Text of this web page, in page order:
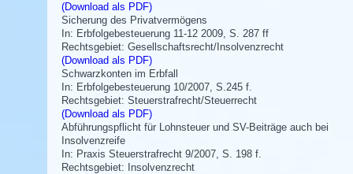
(Download als PDF)
Sicherung des Privatvermögens
In: Erbfolgebesteuerung 11-12 2009, S. 287 ff
Rechtsgebiet: Gesellschaftsrecht/Insolvenzrecht
(Download als PDF)
Schwarzkonten im Erbfall
In: Erbfolgebesteuerung 10/2007, S.245 f.
Rechtsgebiet: Steuerstrafrecht/Steuerrecht
(Download als PDF)
Abführungspflicht für Lohnsteuer und SV-Beiträge auch bei
Insolvenzreife
In: Praxis Steuerstrafrecht 9/2007, S. 198 f.
Rechtsgebiet: Insolvenzrecht